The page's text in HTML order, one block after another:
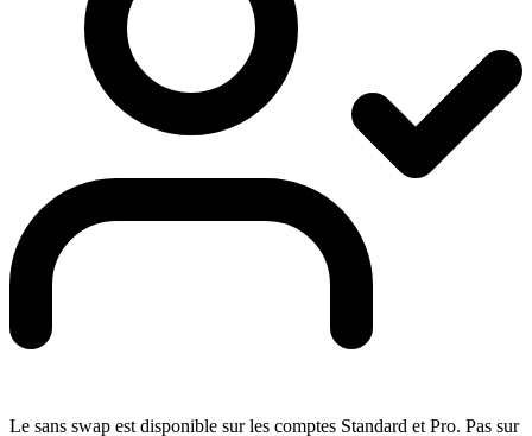
Le sans swap est disponible sur les comptes Standard et Pro. Pas sur